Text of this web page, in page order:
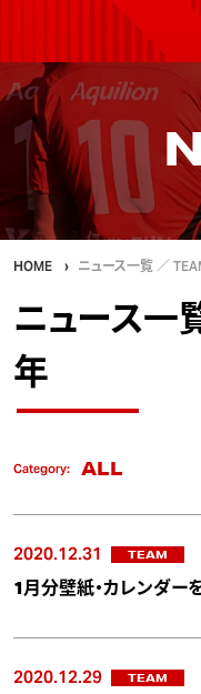
HOME ニュース一覧 ／
ニュース一
年
Category:
2020.12.31 TEAM
1月分壁紙・カレンダー
2020.12.29 TEAM